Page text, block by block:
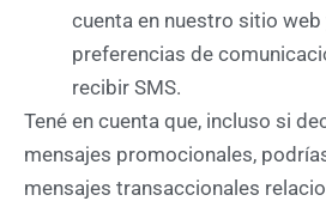
cuenta en nuestro sitio web
preferencias de
recibir SMS.
Tené en cuenta que, incluso si
mensajes promocionales,
mensajes transaccionales